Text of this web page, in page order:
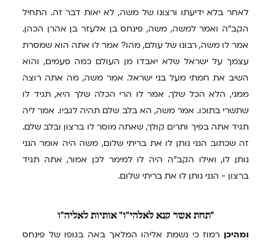
לאחר בלא ידיעתו ורצונו של משה, לא יאות דבר זה. התחיל
הקב"ה ואמר למשה, משה, פינחס בן אלעזר בן אהרן הכהן.
אמר לו משה, רבונו של עולם, מהו? אמר לו אתה הוא שמסרת
עצמך על ישראל שלא יאבדו מן העולם כמה פעמים, והוא
השיב את חמתי מעל בני ישראל. אמר משה, מה אתה רוצה
ממני, הלא הכל שלך. אמר לו הרי הכלה שלך היא, תגיד לו
שתשרי בתוכו. אמר משה, הא בלב שלם תהיה לגביו. אמר ליה
תגיד אתה בפיך ותרים קולך, שאתה מוסר לו ברצון ובלב שלם.
זה שכתוב הנני נותן לו את בריתי שלום, משה היה אומר הנני
נותן לו, ואילו הקב"ה היה לו למימר לכן אמור, אתה תגיד
ברצון - הנני נותן לו את בריתי שלום.
"תחת אשר קנא לאלהי"ו" אותיות לאליה"ו
ומהיכן רמוז כי נשמת אליהו המלאך באה בגופו של פינחס